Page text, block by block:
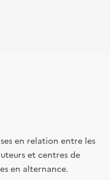
en relation entre les
et centres de
en alternance.